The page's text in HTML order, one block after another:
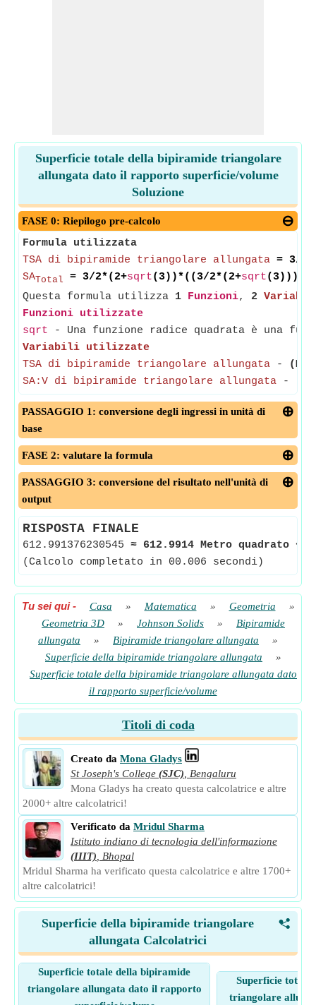
Superficie totale della bipiramide triangolare
allungata dato il rapporto superficie/volume
Soluzione
FASE 0: Riepilogo pre-calcolo
Formula utilizzata
TSA di bipiramide triangolare allungata = 3/
SA Total = 3/2*(2+sqrt(3))*((3/2*(2+sqrt(3)))/
Questa formula utilizza 1 Funzioni, 2
Funzioni utilizzate
sqrt - Una funzione radice quadrata è una
Variabili utilizzate
TSA di bipiramide triangolare allungata -
SA:V di bipiramide triangolare allungata -
PASSAGGIO 1: conversione degli ingressi in unità di
base
FASE 2: valutare la formula
PASSAGGIO 3: conversione del risultato nell'unità di
output
RISPOSTA FINALE
612.991376230545 ≈ 612.9914 Metro quadrato
(Calcolo completato in 00.006 secondi)
Tu sei qui- Casa » Matematica » Geometria
»
Geometria 3D
» Johnson Solids »
Bipiramide
allungata
» Bipiramide triangolare allungata
»
Superficie della bipiramide triangolare allungata
»
Superficie totale della bipiramide triangolare allungata dato
il rapporto superficie/volume
Titoli di coda
Creato da Mona Gladys
St Joseph's College (SJC)
Bengaluru
Mona Gladys ha creato questa calcolatrice e altre
2000+ altre calcolatrici!
Verificato da Mridul Sharma
Istituto indiano di tecnologia dell'informazione
(IIIT)
Bhopal
Mridul Sharma ha verificato questa calcolatrice e altre 1700+
altre calcolatrici!
<
Superficie della bipiramide triangolare
allungata Calcolatrici
Superficie totale della bipiramide
triangolare allungata dato il rapporto
Superficie totale
triangolare